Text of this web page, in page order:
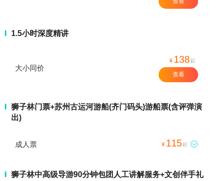
1.5小时深度精讲
大小同价
¥ 138起
查看
狮子林门票+苏州古运河游船(齐门码头)游船票(含评弹演
出)
成人票 ¥ 115起 
狮子林中高级导游90分钟包团人工讲解服务+文创伴手礼